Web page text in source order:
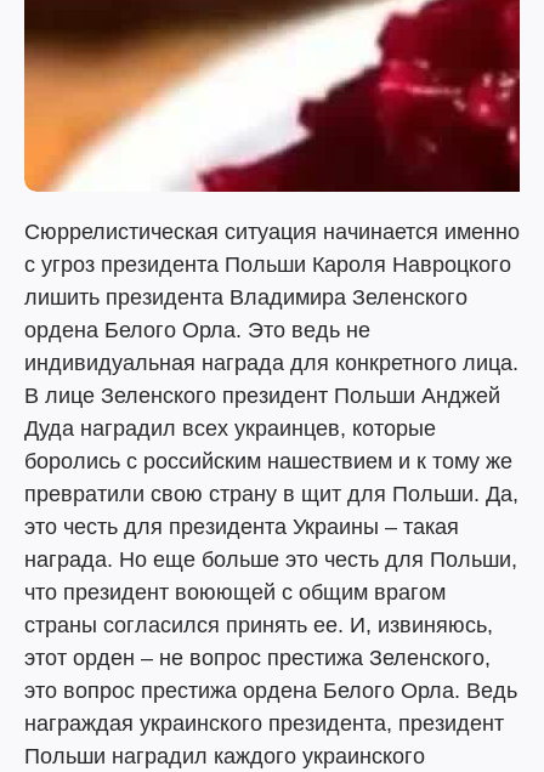
Сюррелистическая ситуация начинается именно
с угроз президента Польши Кароля Навроцкого
лишить президента Владимира Зеленского
ордена Белого Орла. Это ведь не
индивидуальная награда для конкретного лица.
В лице Зеленского президент Польши Анджей
Дуда наградил всех украинцев, которые
боролись с российским нашествием и к тому же
превратили свою страну в щит для Польши. Да,
это честь для президента Украины – такая
награда. Но еще больше это честь для Польши,
что президент воюющей с общим врагом
страны согласился принять ее. И, извиняюсь,
этот орден – не вопрос престижа Зеленского,
это вопрос престижа ордена Белого Орла. Ведь
награждая украинского президента, президент
Польши наградил каждого украинского